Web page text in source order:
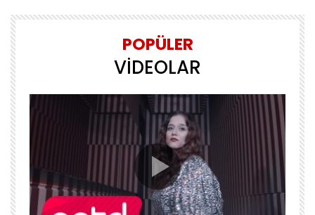
POPÜLER
VİDEOLAR